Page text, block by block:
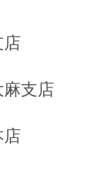
店
支店
店